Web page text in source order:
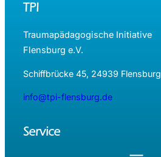
TPI
Traumapädagogische Initiative
Flensburg e.V.
Schiffbrücke 45, 24939 Flensburg
info@tpi-flensburg.de
Service